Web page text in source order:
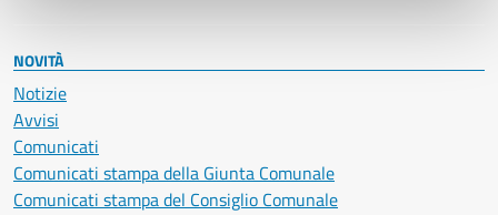
NOVITÀ
Notizie
Avvisi
Comunicati
Comunicati stampa della Giunta Comunale
Comunicati stampa del Consiglio Comunale